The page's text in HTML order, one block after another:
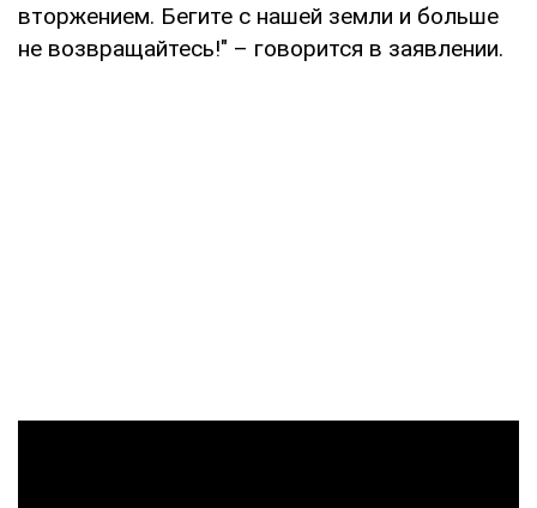
вторжением. Бегите с нашей земли и больше
не возвращайтесь!" – говорится в заявлении.